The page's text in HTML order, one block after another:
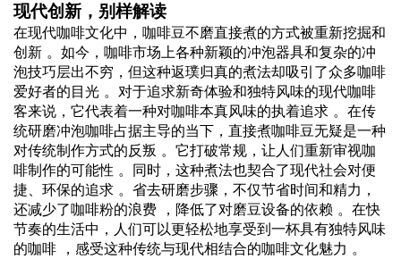
现代创新，别样解读
在现代咖啡文化中，咖啡豆不磨直接煮的方式被重新挖掘和
创新 。如今，咖啡市场上各种新颖的冲泡器具和复杂的冲
泡技巧层出不穷，但这种返璞归真的煮法却吸引了众多咖啡
爱好者的目光 。对于追求新奇体验和独特风味的现代咖啡
客来说，它代表着一种对咖啡本真风味的执着追求 。在传
统研磨冲泡咖啡占据主导的当下，直接煮咖啡豆无疑是一种
对传统制作方式的反叛 。它打破常规，让人们重新审视咖
啡制作的可能性 。同时，这种煮法也契合了现代社会对便
捷、环保的追求 。省去研磨步骤，不仅节省时间和精力，
还减少了咖啡粉的浪费 ，降低了对磨豆设备的依赖 。在快
节奏的生活中，人们可以更轻松地享受到一杯具有独特风味
的咖啡 ，感受这种传统与现代相结合的咖啡文化魅力 。